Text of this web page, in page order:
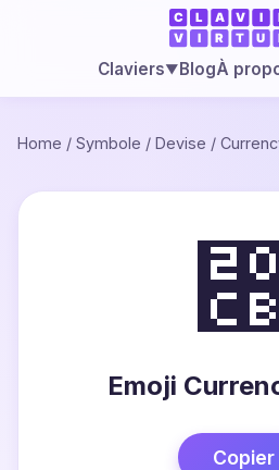
Claviers▼BlogÀ
Home / Symbole / Devise /
⃋
Emoji
Copier